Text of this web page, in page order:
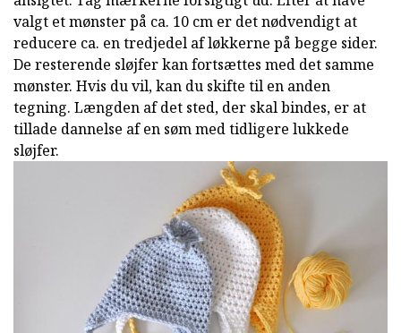
valgt et mønster på ca. 10 cm er det nødvendigt at
reducere ca. en tredjedel af løkkerne på begge sider.
De resterende sløjfer kan fortsættes med det samme
mønster. Hvis du vil, kan du skifte til en anden
tegning. Længden af det sted, der skal bindes, er at
tillade dannelse af en søm med tidligere lukkede
sløjfer.